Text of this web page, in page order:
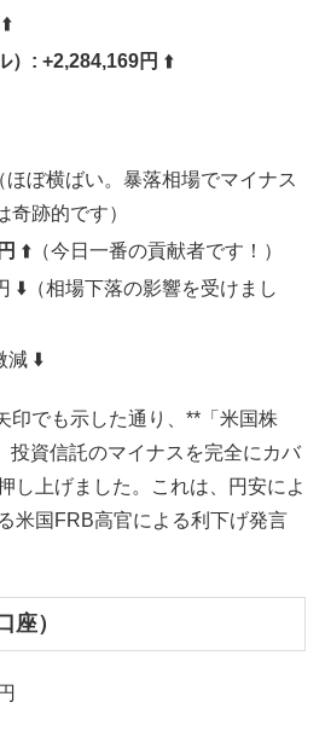
⬆️
）: +2,284,169円 ⬆️
ぼ横ばい。暴落相場でマイナス
奇跡的です）
⬆️（今日一番の貢献者です！）
⬇️（相場下落の影響を受けまし
減 ⬇️
印でも示した通り、**「米国株
投資信託のマイナスを完全にカバ
し上げました。これは、円安によ
米国FRB高官による利下げ発言
座）